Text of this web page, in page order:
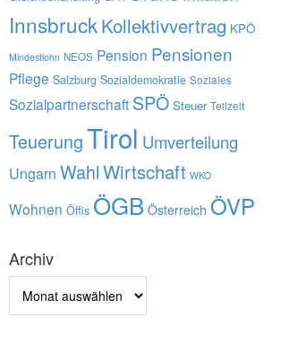
InnsbruckKollektivvertrag KPÖ
Mindestlohn NEOS Pension Pensionen
Pflege Salzburg Sozialdemokratie Soziales
Sozialpartnerschaft SPÖ Steuer Teilzeit
TeuerungTirol Umverteilung
Ungarn WahlWirtschaft WKO
Wohnen Öffis ÖGB Österreich ÖVP
Archiv